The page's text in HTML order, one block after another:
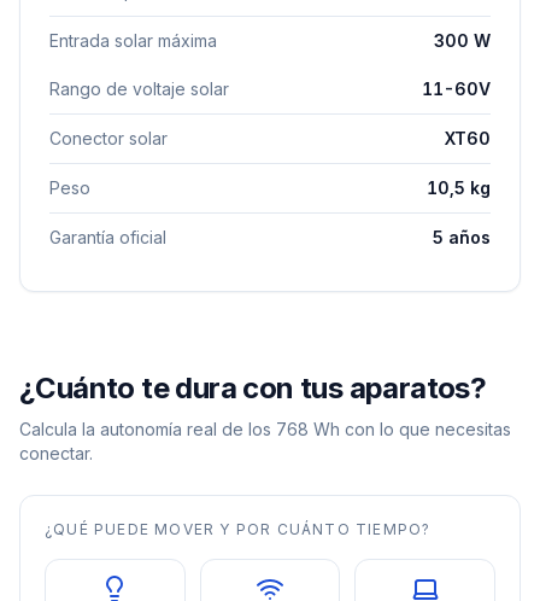
Entrada solar máxima 300 W
Rango de voltaje solar 11-60V
Conector solar XT60
Peso 10,5 kg
Garantía oficial 5 años
¿Cuánto te dura con tus aparatos?
Calcula la autonomía real de los 768 Wh con lo que necesitas
conectar.
¿QUÉ PUEDE MOVER Y POR CUÁNTO TIEMPO?